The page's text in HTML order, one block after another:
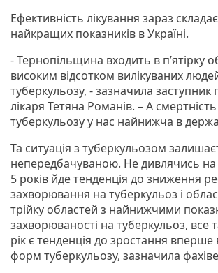
Ефективність лікування зараз
найкращих показників в Україні.
- Тернопільщина входить в п’ятірку
високим відсотком вилікуваних
туберкульозу, - зазначила заступник
лікаря Тетяна Романів. – А смертність
туберкульозу у нас найнижча в
Та ситуація з туберкульозом
непередбачуваною. Не дивлячись на
5 років йде тенденція до зниження
захворювання на туберкульоз і
трійку областей з найнижчими
захворюваності на туберкульоз, все
рік є тенденція до зростання
форм туберкульозу, зазначила